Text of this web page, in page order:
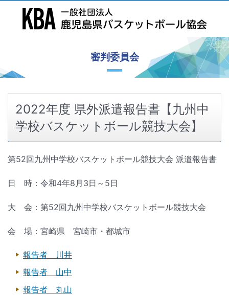
審判委員会
2022年度 県外派遣報告書【九州中
学校バスケットボール競技大会】
第52回九州中学校バスケットボール競技大会 派遣報告書
日 時：令和4年8月3日～5日
大 会：第52回九州中学校バスケットボール競技大会
会 場：宮崎県 宮崎市・都城市
報告者 川井
報告者 山中
報告者 丸山